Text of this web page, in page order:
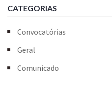
CATEGORIAS
Convocatórias
Geral
Comunicado